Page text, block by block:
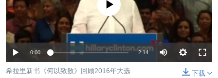
到
检
索
非洲
美洲
全球议题
军事
劳工
环境
国会报道
美中关系
美国建国250周年
埃博拉疫情
VOA今日焦点
中文广播
关注我们
没有媒体可用资源
0:00 2:14
下载
希拉里新书《何以致败》回顾2016年大选